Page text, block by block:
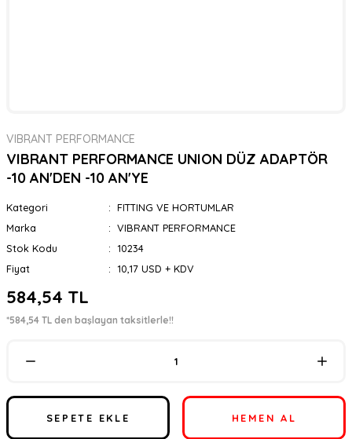
VIBRANT PERFORMANCE
VIBRANT PERFORMANCE UNION DÜZ ADAPTÖR
-10 AN'DEN -10 AN'YE
Kategori
FITTING VE HORTUMLAR
Marka
VIBRANT PERFORMANCE
Stok Kodu
10234
Fiyat
10,17 USD + KDV
584,54 TL
*584,54 TL den başlayan taksitlerle!!
SEPETE EKLE HEMEN AL